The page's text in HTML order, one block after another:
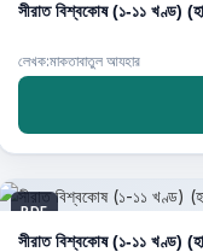
সীরাত বিশ্বকোষ (১-১১ খণ্ড)
লেখক:মাকতাবাতুল আযহার
PDF
সীরাত বিশ্বকোষ (১-১১ খণ্ড)